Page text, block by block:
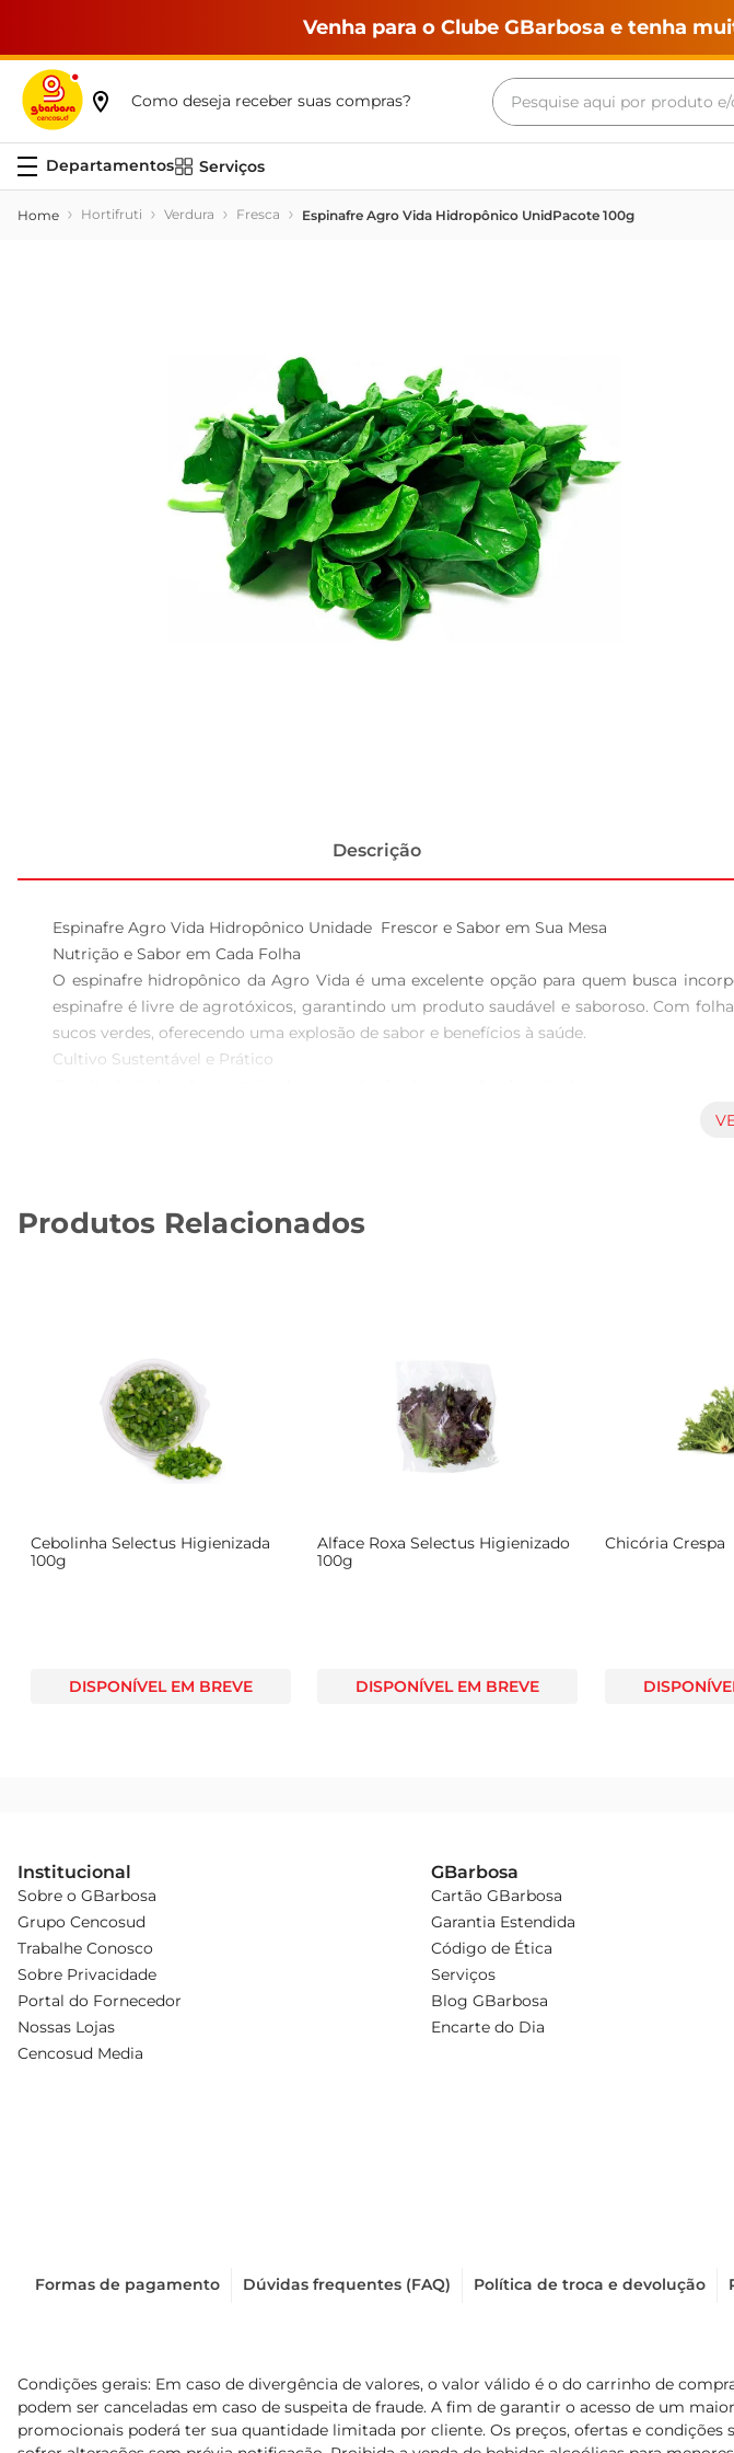
Venha para o Clube GBarbosa e tenha
Como deseja receber suas compras?
Pesquise aqui por produto
Serviços
Hortifruti Verdura Fresca Espinafre Agro Vida Hidropônico UnidPacote 100g
Descrição
Espinafre Agro Vida Hidropônico Unidade  Frescor e Sabor em Sua Mesa
Nutrição e Sabor em Cada Folha
O espinafre hidropônico da Agro Vida é uma excelente opção para quem busca
espinafre é livre de agrotóxicos, garantindo um produto saudável e saboroso. Com
sucos verdes, oferecendo uma explosão de sabor e benefícios à saúde.
Cultivo Sustentável e Prático
no solo. Isso não só contribui para a preservação do meio ambiente, mas também
ecálcio. Esses nutrientes são essenciais para o fortalecimento do sistema imunológico,
Para manter a frescura do espinafre Agro Vida, recomendase armazenálo na
propriedades por mais tempo. Antes de utilizar, lave bem as folhas em água corrente
Com o espinafre hidropônico da Agro Vida, você traz para sua mesa um produto que
cheia de energia.
Produtos Relacionados
Cebolinha Selectus Higienizada
100g
DISPONÍVEL EM BREVE
Alface Roxa Selectus Higienizado
100g
DISPONÍVEL EM BREVE
Chicória Crespa
Institucional
Sobre o GBarbosa
Grupo Cencosud
Trabalhe Conosco
Sobre Privacidade
Portal do Fornecedor
Nossas Lojas
Cencosud Media
GBarbosa
Cartão GBarbosa
Garantia Estendida
Código de Ética
Serviços
Blog GBarbosa
Encarte do Dia
Formas de pagamento Dúvidas frequentes (FAQ) Política de troca e devolução
Condições gerais: Em caso de divergência de valores, o valor válido é o do carrinho de
podem ser canceladas em caso de suspeita de fraude. A fim de garantir o acesso de um
promocionais poderá ter sua quantidade limitada por cliente. Os preços, ofertas e
Termos mais buscados
maquina lavar
leite
tv
leite pó